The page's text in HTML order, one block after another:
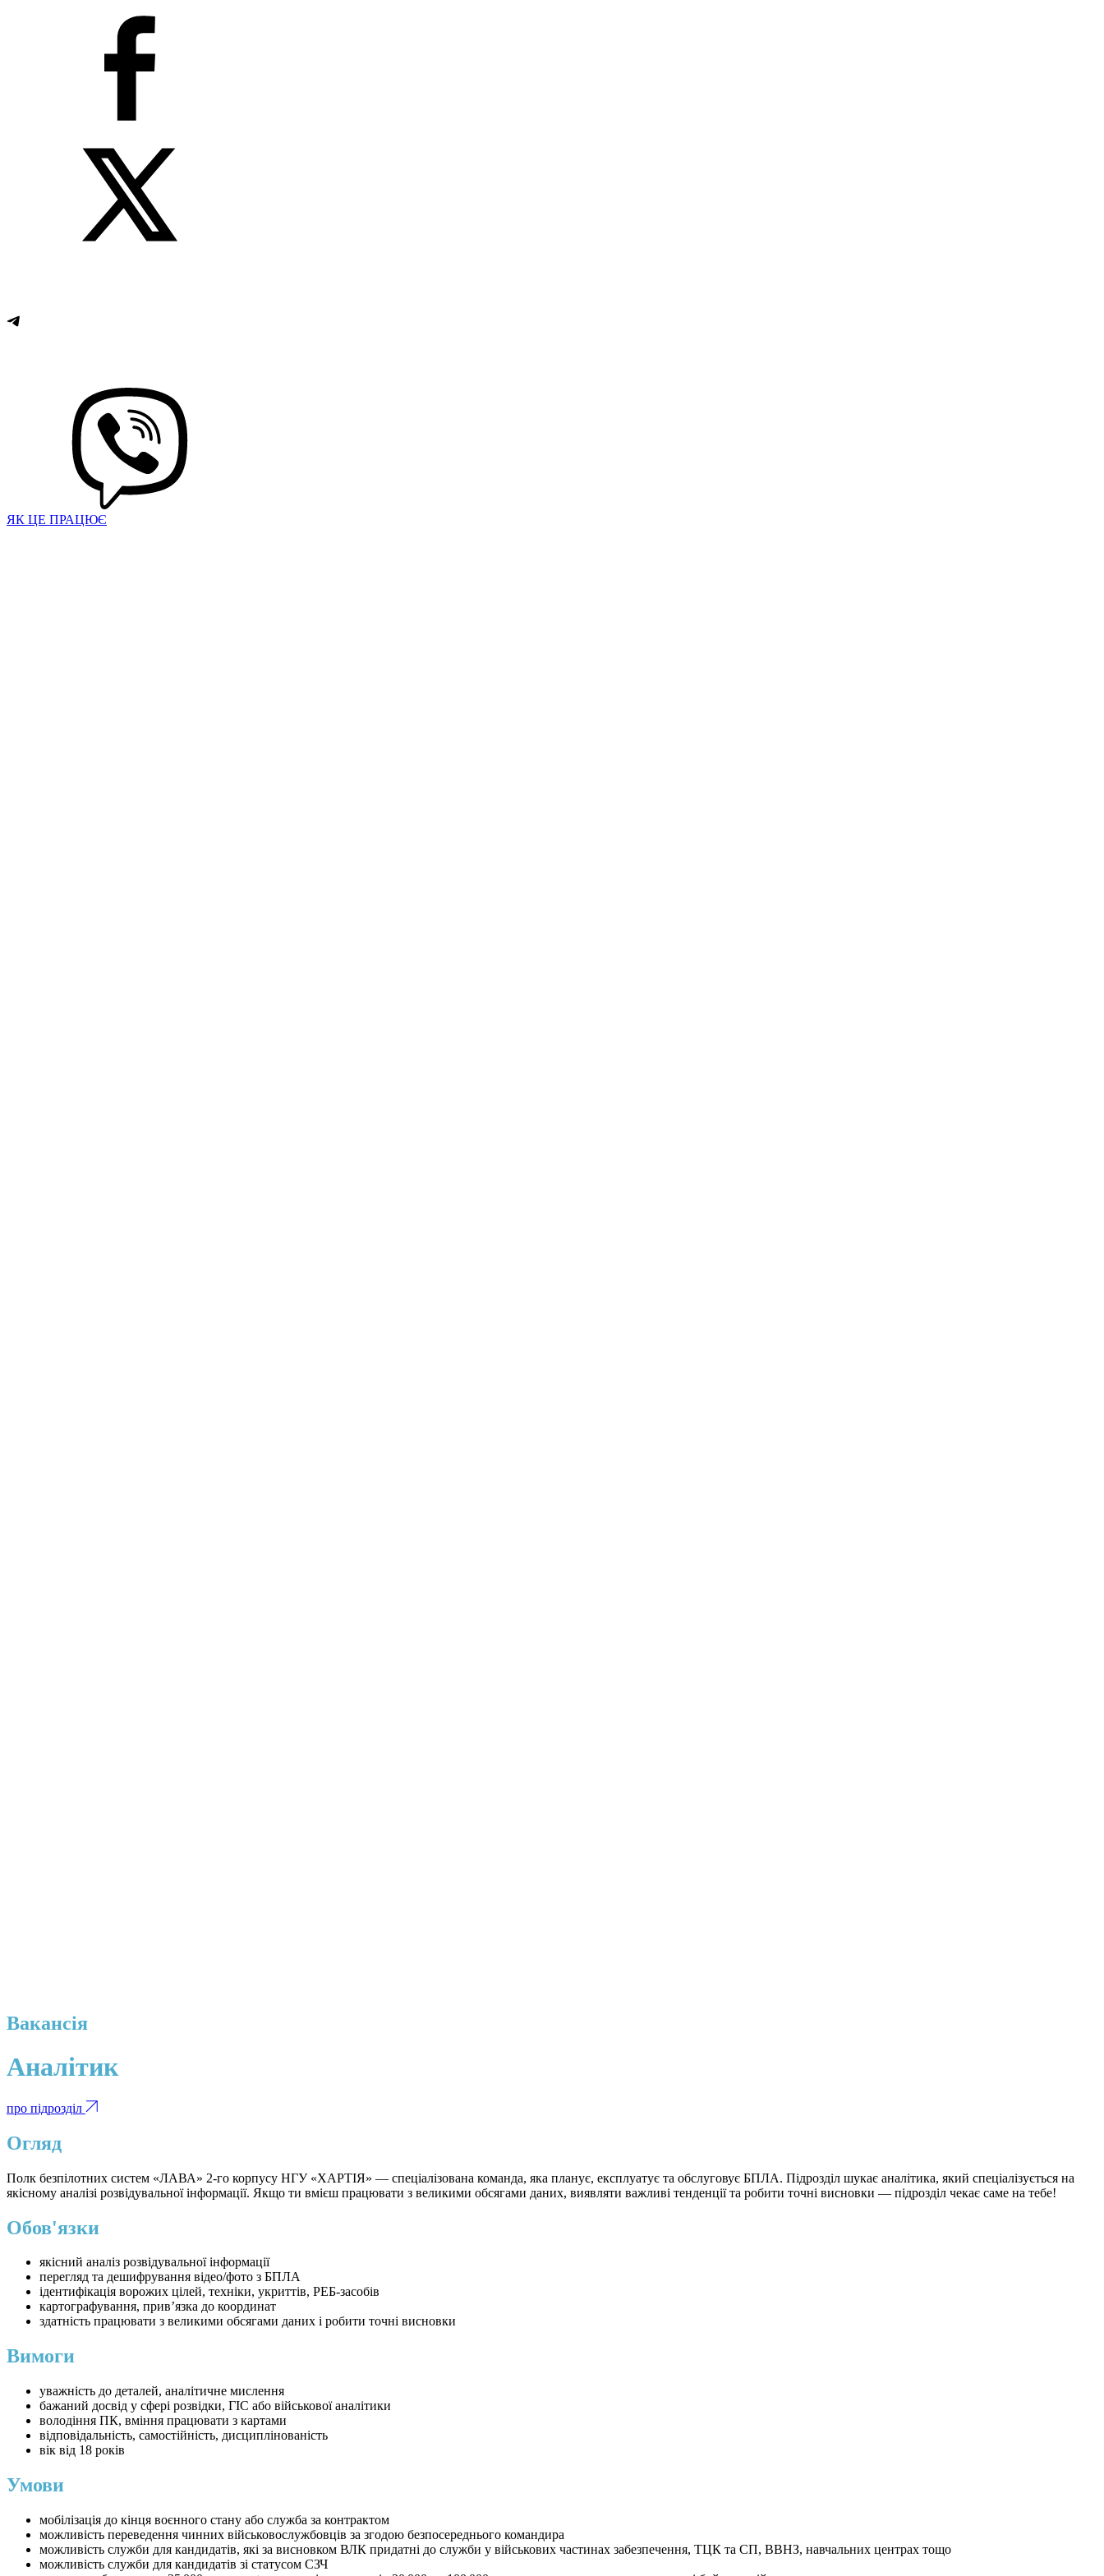
ЯК ЦЕ ПРАЦЮЄ
Вакансія
Аналітик
про підрозділ
Огляд
Полк безпілотних систем «ЛАВА» 2-го корпусу НГУ «ХАРТІЯ» — спеціалізована команда, яка планує, експлуатує та обслуговує БПЛА. Підрозділ шукає аналітика, який спеціалізується на
якісному аналізі розвідувальної інформації. Якщо ти вмієш працювати з великими обсягами даних, виявляти важливі тенденції та робити точні висновки — підрозділ чекає саме на тебе!
Обов'язки
якісний аналіз розвідувальної інформації
перегляд та дешифрування відео/фото з БПЛА
ідентифікація ворожих цілей, техніки, укриттів, РЕБ-засобів
картографування, прив’язка до координат
здатність працювати з великими обсягами даних і робити точні висновки
Вимоги
уважність до деталей, аналітичне мислення
бажаний досвід у сфері розвідки, ГІС або військової аналітики
володіння ПК, вміння працювати з картами
відповідальність, самостійність, дисциплінованість
вік від 18 років
Умови
мобілізація до кінця воєнного стану або служба за контрактом
можливість переведення чинних військовослужбовців за згодою безпосереднього командира
можливість служби для кандидатів, які за висновком ВЛК придатні до служби у військових частинах забезпечення, ТЦК та СП, ВВНЗ, навчальних центрах тощо
можливість служби для кандидатів зі статусом СЗЧ